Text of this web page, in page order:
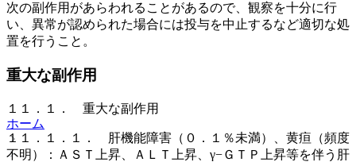
次の副作用があらわれることがあるので、観察を十分に行
い、異常が認められた場合には投与を中止するなど適切な処
置を行うこと。
重大な副作用
１１．１． 重大な副作用
１１．１．１． 肝機能障害（０．１％未満）、黄疸（頻度
不明）：ＡＳＴ上昇、ＡＬＴ上昇、γ−ＧＴＰ上昇等を伴う肝
ホーム